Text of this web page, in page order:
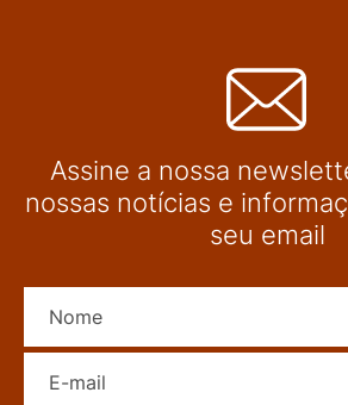
Assine a nossa
nossas notícias e
seu email